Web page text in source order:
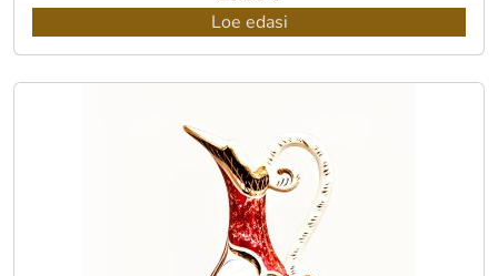
Loe edasi